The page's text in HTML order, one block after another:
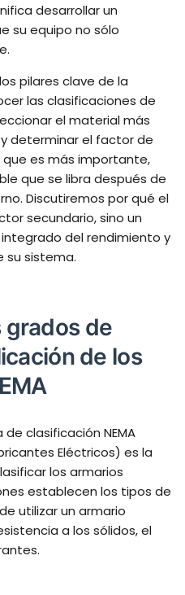
desarrollar un
su equipo no sólo
pilares clave de la
las clasificaciones de
el material más
determinar el factor de
es más importante,
que se libra después de
Discutiremos por qué el
secundario, sino un
del rendimiento y
su sistema.
grados de
de los
clasificación NEMA
Eléctricos) es la
los armarios
establecen los tipos de
utilizar un armario
a los sólidos, el